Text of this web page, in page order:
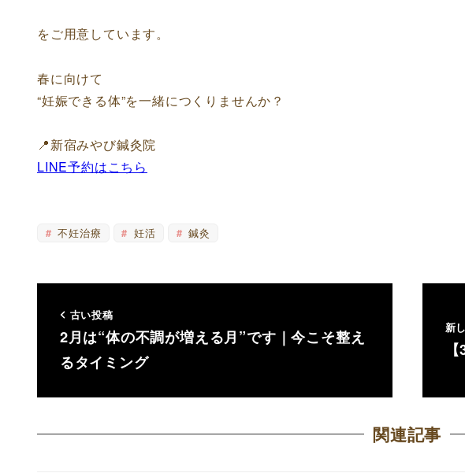
をご用意しています。
春に向けて
“妊娠できる体”を一緒につくりませんか？
📍新宿みやび鍼灸院
LINE予約はこちら
不妊治療 妊活 鍼灸
古い投稿
2月は“体の不調が増える月”です｜今こそ整え
るタイミング
新
関連記事